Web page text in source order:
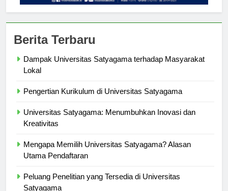
Dampak Universitas Satyagama terhadap Masyarakat
Universitas Satyagama: Menumbuhkan Inovasi dan
Mengapa Memilih Universitas Satyagama? Alasan
Peluang Penelitian yang Tersedia di Universitas